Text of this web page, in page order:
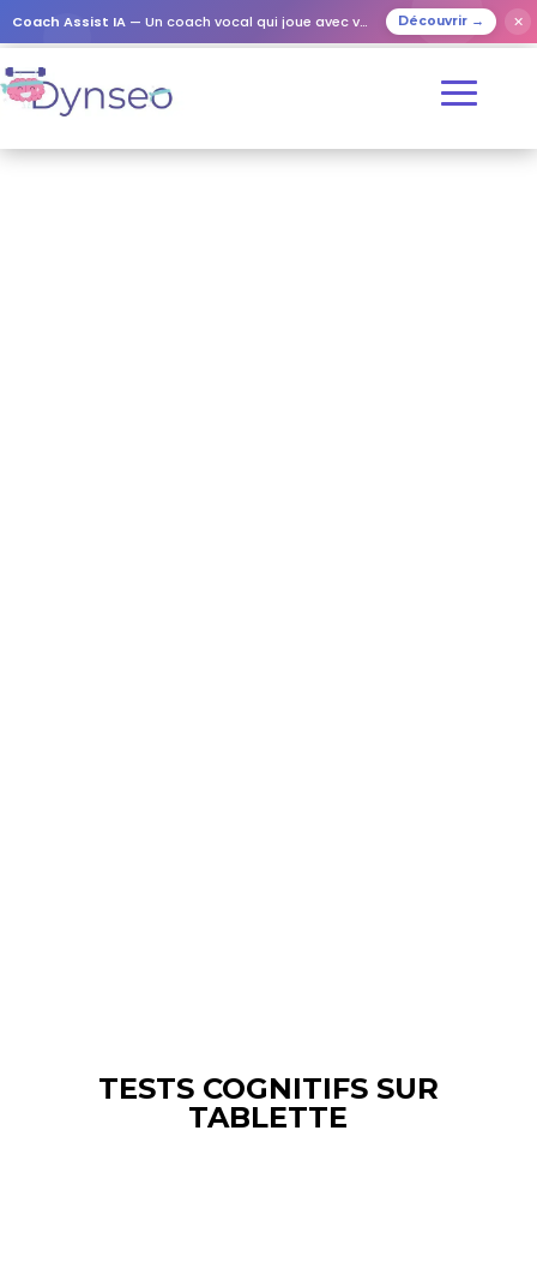
Coach Assist IA — Un coach vocal qui joue avec vos proches Découvrir → ✕
TESTS COGNITIFS SUR
TABLETTE